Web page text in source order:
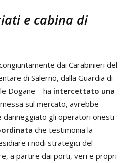
e cabina di
dai Carabinieri del
di Salerno, dalla Guardia di
Dogane – ha intercettato una
sul mercato, avrebbe
danneggiato gli operatori onesti
che testimonia la
i nodi strategici del
a partire dai porti, veri e propri